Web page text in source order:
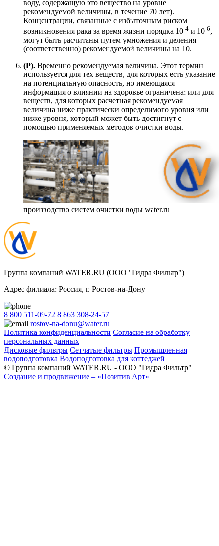
воду, содержащую это вещество на уровне
рекомендуемой величины, в течение 70 лет).
Концентрации, связанные с избыточным риском
возникновения рака за время жизни порядка 10-4 и 10-6,
могут быть расчитаны путем умножения и деления
(соответственно) рекомендуемой величины на 10.
(P). Временно рекомендуемая величина. Этот термин
используется для тех веществ, для которых есть указание
на потенциальную опасность, но имеющаяся
информация о влиянии на здоровье ограничена; или для
веществ, для которых расчетная рекомендуемая
величина ниже практически определимого уровня или
ниже уровня, который может быть достигнут с
помощью применяемых методов очистки воды.
производство систем очистки воды water.ru
Группа компаний WATER.RU (ООО "Гидра Фильтр")
Адрес филиала: Россия, г. Ростов-на-Дону
8 800 511-09-72 8 863 308-24-57
rostov-na-donu@water.ru
Политика конфиденциальности Согласие на обработку
персональных данных
Дисковые фильтры Сетчатые фильтры Промышленная
водоподготовка Водоподготовка для коттеджей
© Группа компаний WATER.RU - ООО "Гидра Фильтр"
Создание и продвижение – «Позитив Арт»